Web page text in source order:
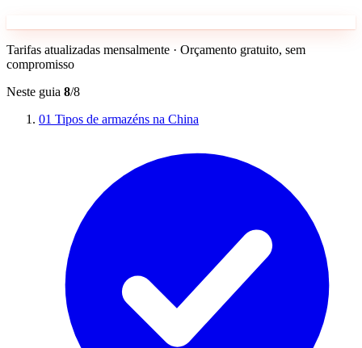
Tarifas atualizadas mensalmente · Orçamento gratuito, sem
compromisso
Neste guia 8/8
01 Tipos de armazéns na China